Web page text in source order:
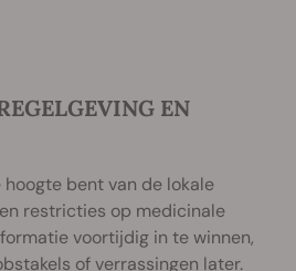
EN
bent van de lokale
restricties op medicinale
voortijdig in te winnen,
of verrassingen later.